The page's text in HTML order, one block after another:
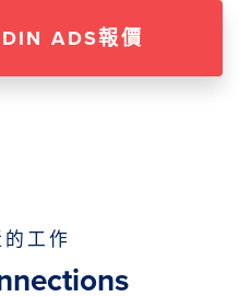
ADS報價
工作